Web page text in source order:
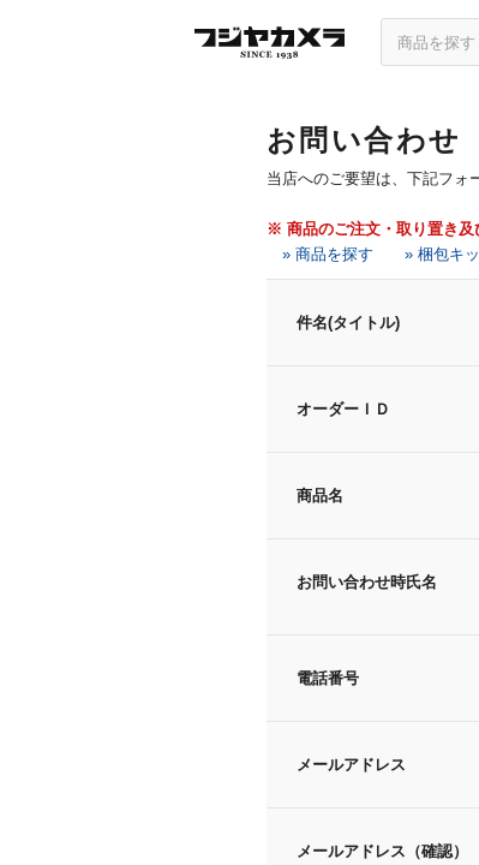
お問い合わせ
当店へのご要望は、下記フォ
※ 商品のご注文・取り置き及
» 商品を探す
» 梱包キ
件名(タイトル)
オーダーＩＤ
商品名
お問い合わせ時氏名
電話番号
メールアドレス
メールアドレス（確認）